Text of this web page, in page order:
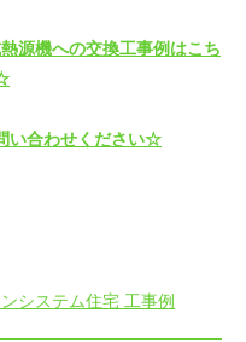
源機への交換工事例はこち
い合わせください☆
システム住宅 工事例